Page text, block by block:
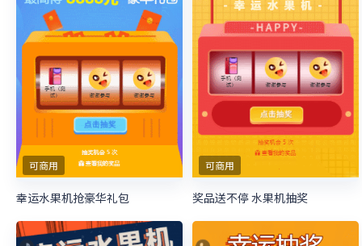
可商用
幸运水果机抢豪华礼包
可商用
奖品送不停 水果机抽奖